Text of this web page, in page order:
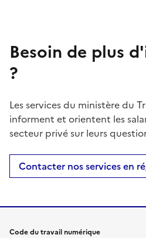
Besoin de plus
?
Les services du ministère du
informent et orientent les
secteur privé sur leurs
Contacter nos services en
Code du travail numérique